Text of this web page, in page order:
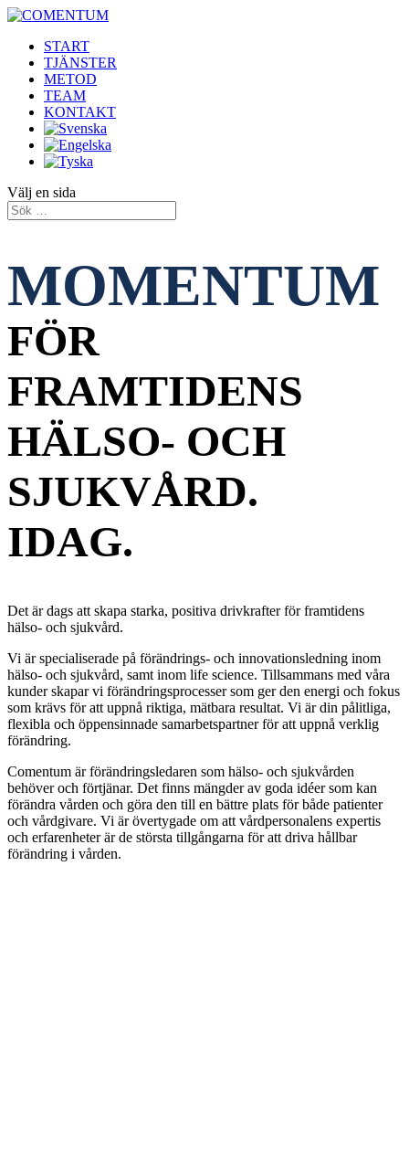
START
TJÄNSTER
METOD
TEAM
KONTAKT
Välj en sida
MOMENTUM
FÖR
FRAMTIDENS
HÄLSO- OCH
SJUKVÅRD.
IDAG.
Det är dags att skapa starka, positiva drivkrafter för framtidens
hälso- och sjukvård.
Vi är specialiserade på förändrings- och innovationsledning inom
hälso- och sjukvård, samt inom life science. Tillsammans med våra
kunder skapar vi förändringsprocesser som ger den energi och fokus
som krävs för att uppnå riktiga, mätbara resultat. Vi är din pålitliga,
flexibla och öppensinnade samarbetspartner för att uppnå verklig
förändring.
Comentum är förändringsledaren som hälso- och sjukvården
behöver och förtjänar. Det finns mängder av goda idéer som kan
förändra vården och göra den till en bättre plats för både patienter
och vårdgivare. Vi är övertygade om att vårdpersonalens expertis
och erfarenheter är de största tillgångarna för att driva hållbar
förändring i vården.